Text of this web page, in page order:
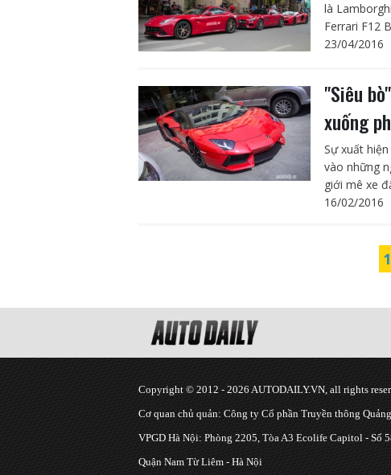
là
Ferrari F12
23/04/2016
"Siêu
xuống
Sự xuất
vào những
giới mê xe
16/02/2016
1
Copyright © 2012 - 2026 AUTODAILY.VN, all rights
Cơ quan chủ quản: Công ty Cổ phần Truyền thông
VPGD Hà Nội: Phòng 2205, Tòa A3 Ecolife Capitol - Số
Quận Nam Từ Liêm - Hà Nội